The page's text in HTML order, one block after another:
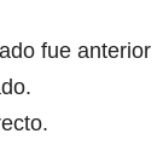
fue anterior